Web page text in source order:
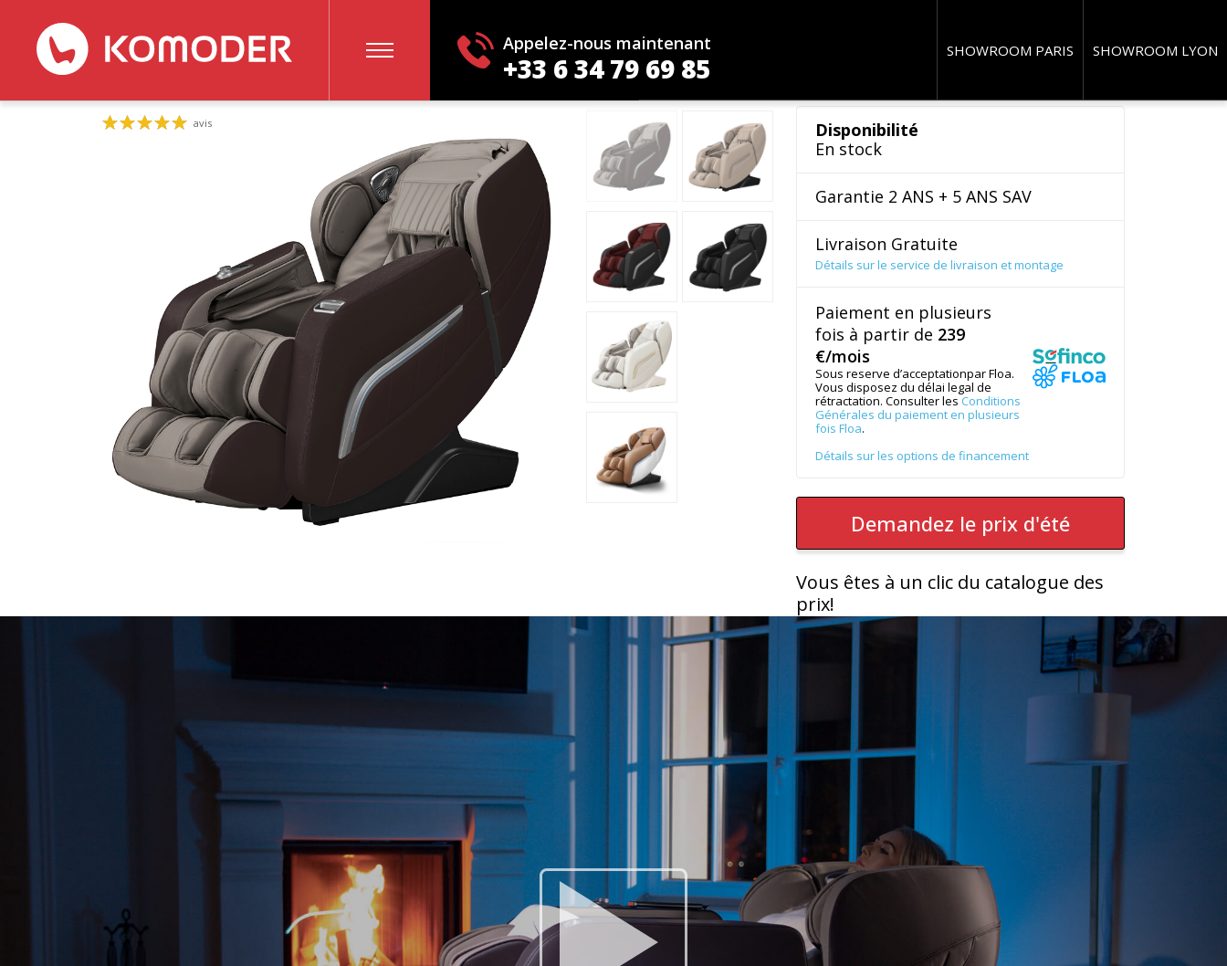
Appelez-nous maintenant
+33 6 34 79 69 85
SHOWROOM LYON
SHOWROOM PARIS
FAUTEUIL DE MASSAGE FOCUS II
avis
Disponibilité
En stock
Garantie 2 ANS + 5 ANS SAV
Livraison Gratuite
Détails sur le service de livraison et montage
Paiement en plusieurs
fois à partir de 239
€/mois
Sous reserve d’acceptationpar Floa.
Vous disposez du délai legal de
rétractation. Consulter les Conditions
Générales du paiement en plusieurs
fois Floa.
Détails sur les options de financement
Demandez le prix d'été
Vous êtes à un clic du catalogue des
prix!